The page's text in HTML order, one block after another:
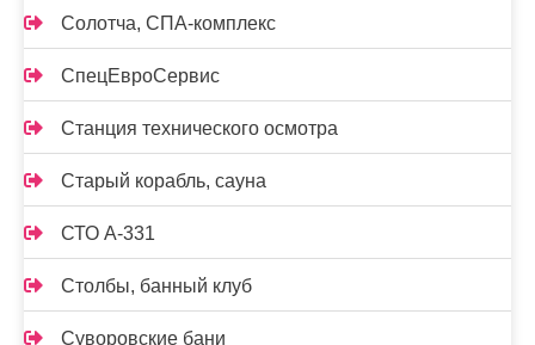
Солотча, СПА-комплекс
СпецЕвроСервис
Станция технического осмотра
Старый корабль, сауна
СТО А-331
Столбы, банный клуб
Суворовские бани